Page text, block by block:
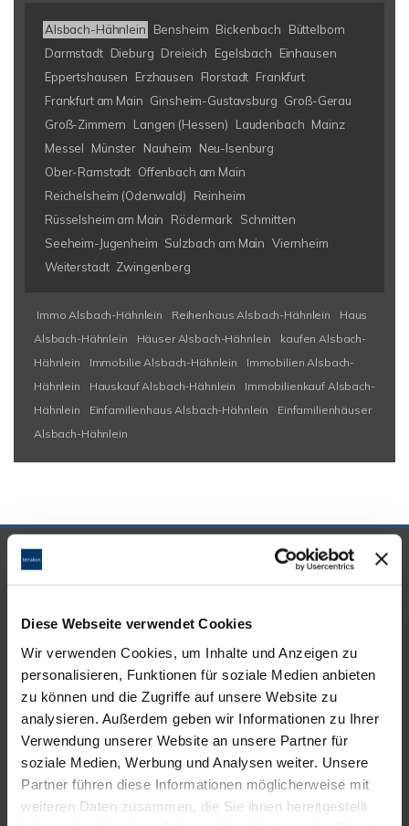
Diese Webseite verwendet Cookies
Wir verwenden Cookies, um Inhalte und Anzeigen zu
personalisieren, Funktionen für soziale Medien anbieten
zu können und die Zugriffe auf unsere Website zu
analysieren. Außerdem geben wir Informationen zu Ihrer
Verwendung unserer Website an unsere Partner für
soziale Medien, Werbung und Analysen weiter. Unsere
Partner führen diese Informationen möglicherweise mit
weiteren Daten zusammen, die Sie ihnen bereitgestellt
Alsbach-Hähnlein Bensheim Bickenbach
Büttelborn
Darmstadt Dieburg Dreieich Egelsbach
Einhausen
Eppertshausen
Erzhausen Florstadt Frankfurt
Frankfurt am Main Ginsheim-Gustavsburg Groß-Gerau
Groß-Zimmern
Langen (Hessen) Laudenbach Mainz
Messel
Münster Nauheim
Neu-Isenburg
Ober-Ramstadt Offenbach am Main
Reichelsheim (Odenwald)
Reinheim
Rüsselsheim am Main
Rödermark
Schmitten
Seeheim-Jugenheim Sulzbach am Main Viernheim
Weiterstadt Zwingenberg
Immo Alsbach-Hähnlein Reihenhaus Alsbach-Hähnlein
Haus
Alsbach-Hähnlein
Häuser Alsbach-Hähnlein
kaufen Alsbach-
Hähnlein
Immobilie Alsbach-Hähnlein
Immobilien Alsbach-
Hähnlein
Hauskauf Alsbach-Hähnlein
Immobilienkauf Alsbach-
Hähnlein
Einfamilienhaus Alsbach-Hähnlein
Einfamilienhäuser
Alsbach-Hähnlein
UNSERE PARTNER &
AUSZEICHNUNGEN